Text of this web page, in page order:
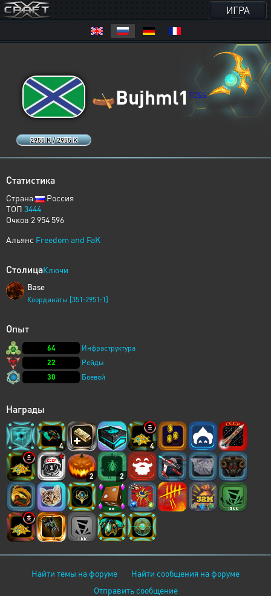
ИГРА
2955 K / 2955 K
🛶Bujhml1 TOSS
Статистика
Страна
Россия
ТОП 3444
Очков 2 954 596
Альянс Freedom and FaK
СтолицаКлючи
Base
Координаты [351:2951:1]
Опыт
64
Инфраструктура
22
Рейды
30
Боевой
Награды
4 4
2 2
Найти темы на форуме
Найти сообщения на форуме
Отправить сообщение